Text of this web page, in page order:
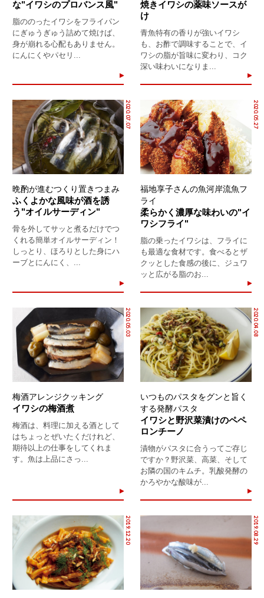
な"イワシのプロバンス風"
脂ののったイワシをフライパン
にぎゅうぎゅう詰めて焼けば、
身が崩れる心配もありません。
にんにくやパセリ...
焼きイワシの薬味ソースが
け
青魚特有の香りが強いイワシ
も、お酢で調味することで、イ
ワシの脂が旨味に変わり、コク
深い味わいになりま...
2020.07.07
晩酌が進むつくり置きつまみ
ふくよかな風味が酒を誘
う"オイルサーディン"
骨を外してサッと煮るだけでつ
くれる簡単オイルサーディン！
しっとり、ほろりとした身にハ
ーブとにんにく、...
2020.05.27
福地享子さんの魚河岸流魚フ
ライ
柔らかく濃厚な味わいの"イ
ワシフライ"
脂の乗ったイワシは、フライに
も最適な食材です。食べるとザ
クッとした食感の後に、ジュワ
ッと広がる脂のお...
2020.05.03
梅酒アレンジクッキング
イワシの梅酒煮
梅酒は、料理に加える酒として
はちょっとぜいたくだけれど、
期待以上の仕事をしてくれま
す。魚は上品にさっ...
2020.04.08
いつものパスタをグンと旨く
する発酵パスタ
イワシと野沢菜漬けのペペ
ロンチーノ
漬物がパスタに合うってご存じ
ですか？野沢菜、高菜、そして
お隣の国のキムチ。乳酸発酵の
かろやかな酸味が...
2019.12.20 2019.08.29